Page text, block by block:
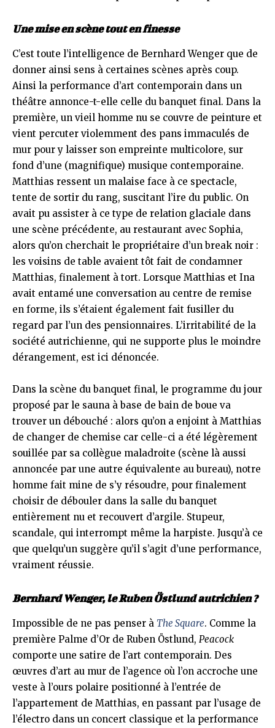
Une mise en scène tout en finesse
C’est toute l’intelligence de Bernhard Wenger que de
donner ainsi sens à certaines scènes après coup.
Ainsi la performance d’art contemporain dans un
théâtre annonce-t-elle celle du banquet final. Dans la
première, un vieil homme nu se couvre de peinture et
vient percuter violemment des pans immaculés de
mur pour y laisser son empreinte multicolore, sur
fond d’une (magnifique) musique contemporaine.
Matthias ressent un malaise face à ce spectacle,
tente de sortir du rang, suscitant l’ire du public. On
avait pu assister à ce type de relation glaciale dans
une scène précédente, au restaurant avec Sophia,
alors qu’on cherchait le propriétaire d’un break noir :
les voisins de table avaient tôt fait de condamner
Matthias, finalement à tort. Lorsque Matthias et Ina
avait entamé une conversation au centre de remise
en forme, ils s’étaient également fait fusiller du
regard par l’un des pensionnaires. L’irritabilité de la
société autrichienne, qui ne supporte plus le moindre
dérangement, est ici dénoncée.
Dans la scène du banquet final, le programme du jour
proposé par le sauna à base de bain de boue va
trouver un débouché : alors qu’on a enjoint à Matthias
de changer de chemise car celle-ci a été légèrement
souillée par sa collègue maladroite (scène là aussi
annoncée par une autre équivalente au bureau), notre
homme fait mine de s’y résoudre, pour finalement
choisir de débouler dans la salle du banquet
entièrement nu et recouvert d’argile. Stupeur,
scandale, qui interrompt même la harpiste. Jusqu’à ce
que quelqu’un suggère qu’il s’agit d’une performance,
vraiment réussie.
Bernhard Wenger, le Ruben Östlund autrichien ?
Impossible de ne pas penser à The Square. Comme la
première Palme d’Or de Ruben Östlund, Peacock
comporte une satire de l’art contemporain. Des
œuvres d’art au mur de l’agence où l’on accroche une
veste à l’ours polaire positionné à l’entrée de
l’appartement de Matthias, en passant par l’usage de
l’électro dans un concert classique et la performance